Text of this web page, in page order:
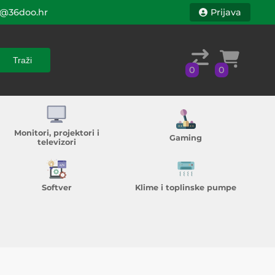
Traži
Prijava
Traži
0 0
Monitori, projektori i
televizori
Gaming
Softver Klime i toplinske pumpe